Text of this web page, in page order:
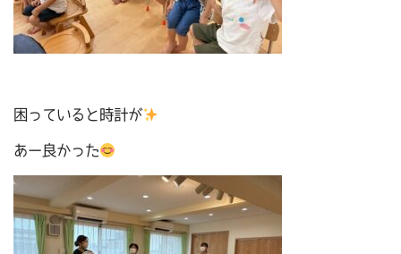
困っていると時計が
あー良かった